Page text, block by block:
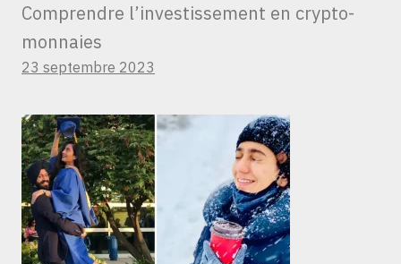
Comprendre l’investissement en crypto-
monnaies
23 septembre 2023